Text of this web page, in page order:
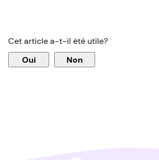
Cet article a-t-il été utile?
Oui Non